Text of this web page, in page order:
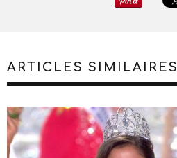
ARTICLES SIMILAIRES